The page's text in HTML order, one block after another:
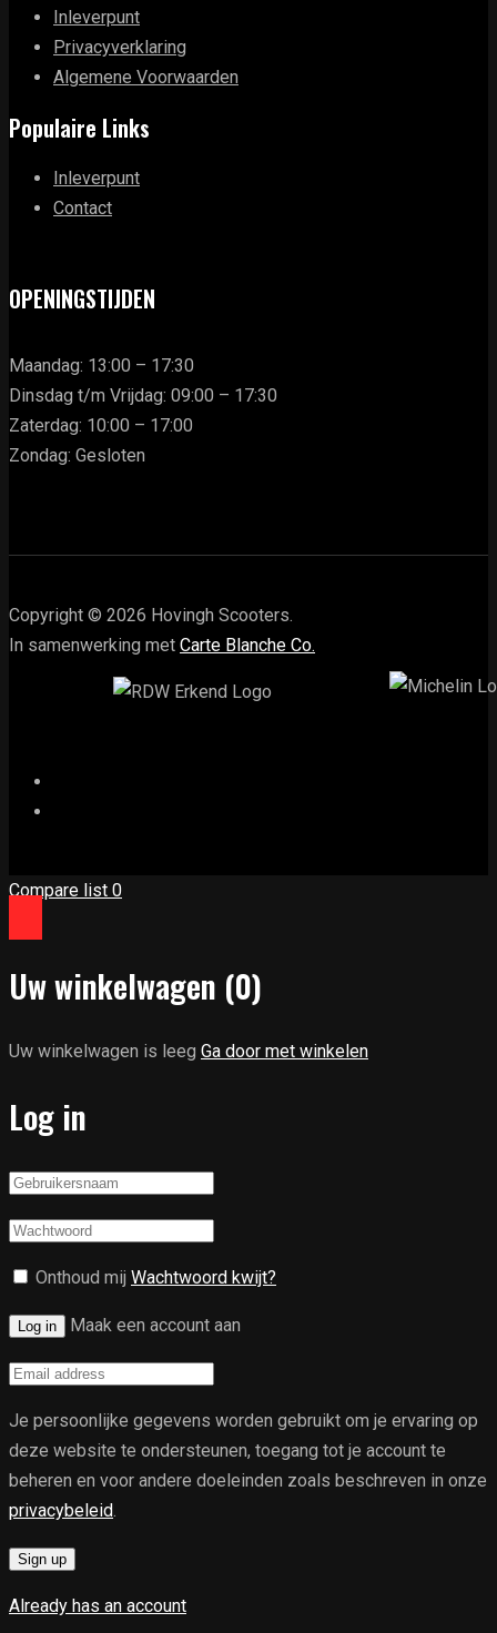
Inleverpunt
Privacyverklaring
Algemene Voorwaarden
Populaire Links
Inleverpunt
Contact
OPENINGSTIJDEN
Maandag: 13:00 – 17:30
Dinsdag t/m Vrijdag: 09:00 – 17:30
Zaterdag: 10:00 – 17:00
Zondag: Gesloten
Copyright © 2026 Hovingh Scooters.
In samenwerking met Carte Blanche Co.
Compare list 0
Uw winkelwagen (0)
Uw winkelwagen is leeg Ga door met winkelen
Log in
Onthoud mij Wachtwoord kwijt?
Log in Maak een account aan
Je persoonlijke gegevens worden gebruikt om je ervaring op
deze website te ondersteunen, toegang tot je account te
beheren en voor andere doeleinden zoals beschreven in onze
privacybeleid
Sign up
Already has an account